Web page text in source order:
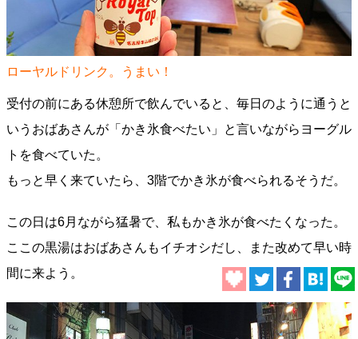
ローヤルドリンク。うまい！
受付の前にある休憩所で飲んでいると、毎日のように通うと
いうおばあさんが「かき氷食べたい」と言いながらヨーグル
トを食べていた。
もっと早く来ていたら、3階でかき氷が食べられるそうだ。
この日は6月ながら猛暑で、私もかき氷が食べたくなった。
ここの黒湯はおばあさんもイチオシだし、また改めて早い時
間に来よう。